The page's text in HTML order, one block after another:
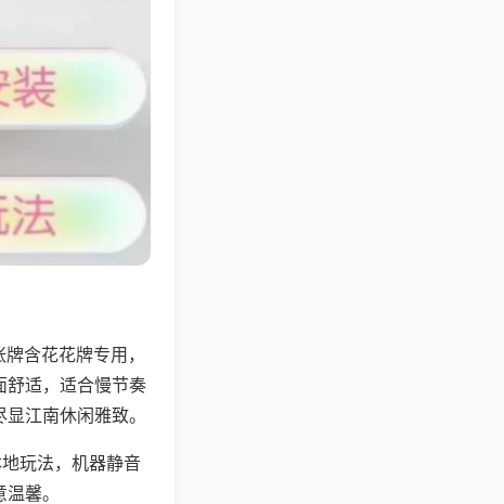
含花花牌专用，
舒适，适合慢节奏
江南休闲雅致。
玩法，机器静音
馨。